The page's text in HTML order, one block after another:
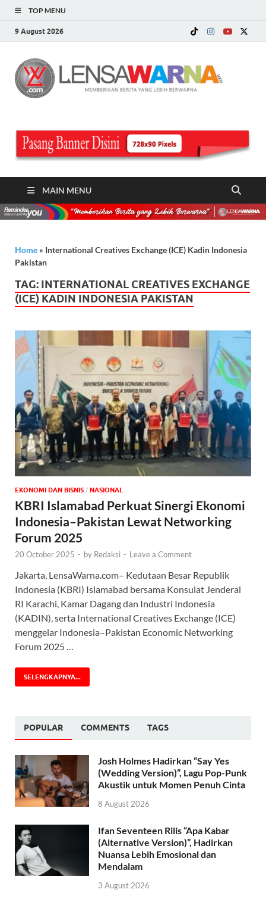
TOP MENU
9 August 2026
MAIN MENU
Home » International Creatives Exchange (ICE) Kadin Indonesia
Pakistan
TAG: INTERNATIONAL CREATIVES EXCHANGE
(ICE) KADIN INDONESIA PAKISTAN
EKONOMI DAN BISNIS / NASIONAL
KBRI Islamabad Perkuat Sinergi Ekonomi
Indonesia–Pakistan Lewat Networking
Forum 2025
20 October 2025 - by Redaksi - Leave a Comment
Jakarta, LensaWarna.com– Kedutaan Besar Republik
Indonesia (KBRI) Islamabad bersama Konsulat Jenderal
RI Karachi, Kamar Dagang dan Industri Indonesia
(KADIN), serta International Creatives Exchange (ICE)
menggelar Indonesia–Pakistan Economic Networking
Forum 2025 …
SELENGKAPNYA...
POPULAR COMMENTS TAGS
Josh Holmes Hadirkan “Say Yes
(Wedding Version)”, Lagu Pop-Punk
Akustik untuk Momen Penuh Cinta
8 August 2026
Ifan Seventeen Rilis “Apa Kabar
(Alternative Version)”, Hadirkan
Nuansa Lebih Emosional dan
Mendalam
3 August 2026